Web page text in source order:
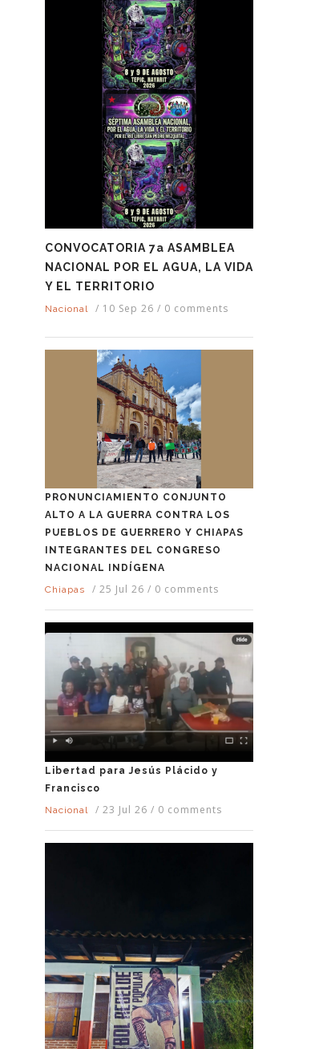
CONVOCATORIA 7a ASAMBLEA
NACIONAL POR EL AGUA, LA VIDA
Y EL TERRITORIO
Nacional / 10 Sep 26 / 0 comments
PRONUNCIAMIENTO CONJUNTO
ALTO A LA GUERRA CONTRA LOS
PUEBLOS DE GUERRERO Y CHIAPAS
INTEGRANTES DEL CONGRESO
NACIONAL INDÍGENA
Chiapas
/ 25 Jul 26 / 0 comments
Libertad para Jesús Plácido y
Francisco
Nacional
/ 23 Jul 26 / 0 comments